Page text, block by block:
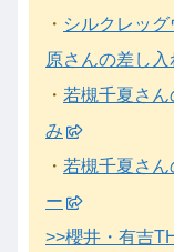
・ シルクレッ
原さんの差し入
・ 若槻千夏さ
み
・ 若槻千夏さ
ー
>>櫻井・有吉